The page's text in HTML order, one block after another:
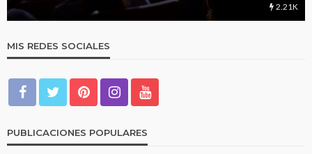
2.21K
MIS REDES SOCIALES
PUBLICACIONES POPULARES